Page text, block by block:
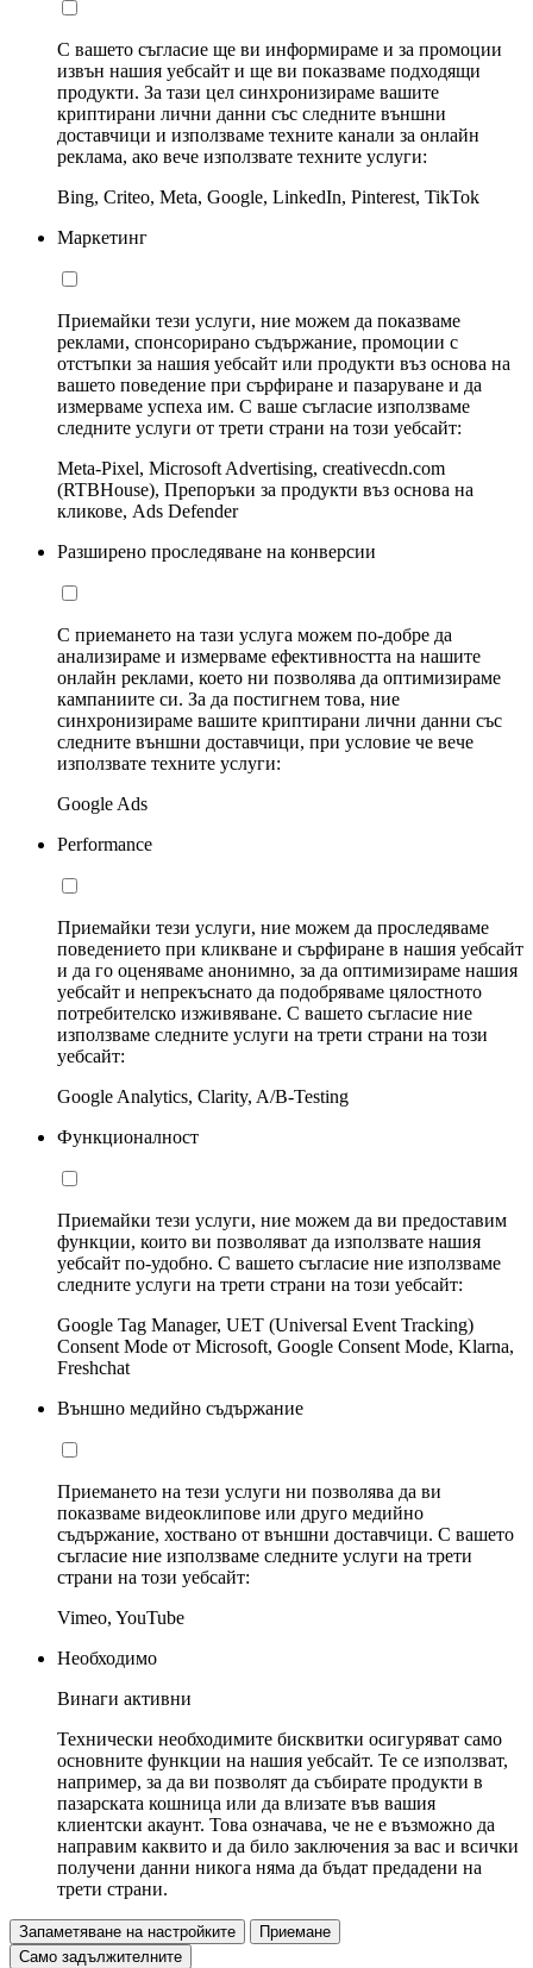
С вашето съгласие ще ви информираме и за промоции
извън нашия уебсайт и ще ви показваме подходящи
продукти. За тази цел синхронизираме вашите
криптирани лични данни със следните външни
доставчици и използваме техните канали за онлайн
реклама, ако вече използвате техните услуги:
Bing, Criteo, Meta, Google, LinkedIn, Pinterest, TikTok
Маркетинг
Приемайки тези услуги, ние можем да показваме
реклами, спонсорирано съдържание, промоции с
отстъпки за нашия уебсайт или продукти въз основа на
вашето поведение при сърфиране и пазаруване и да
измерваме успеха им. С ваше съгласие използваме
следните услуги от трети страни на този уебсайт:
Meta-Pixel, Microsoft Advertising, creativecdn.com
(RTBHouse), Препоръки за продукти въз основа на
кликове, Ads Defender
Разширено проследяване на конверсии
С приемането на тази услуга можем по-добре да
анализираме и измерваме ефективността на нашите
онлайн реклами, което ни позволява да оптимизираме
кампаниите си. За да постигнем това, ние
синхронизираме вашите криптирани лични данни със
следните външни доставчици, при условие че вече
използвате техните услуги:
Google Ads
Performance
Приемайки тези услуги, ние можем да проследяваме
поведението при кликване и сърфиране в нашия уебсайт
и да го оценяваме анонимно, за да оптимизираме нашия
уебсайт и непрекъснато да подобряваме цялостното
потребителско изживяване. С вашето съгласие ние
използваме следните услуги на трети страни на този
уебсайт:
Google Analytics, Clarity, A/B-Testing
Функционалност
Приемайки тези услуги, ние можем да ви предоставим
функции, които ви позволяват да използвате нашия
уебсайт по-удобно. С вашето съгласие ние използваме
следните услуги на трети страни на този уебсайт:
Google Tag Manager, UET (Universal Event Tracking)
Consent Mode от Microsoft, Google Consent Mode, Klarna,
Freshchat
Външно медийно съдържание
Приемането на тези услуги ни позволява да ви
показваме видеоклипове или друго медийно
съдържание, хоствано от външни доставчици. С вашето
съгласие ние използваме следните услуги на трети
страни на този уебсайт:
Vimeo, YouTube
Необходимо
Винаги активни
Технически необходимите бисквитки осигуряват само
основните функции на нашия уебсайт. Те се използват,
например, за да ви позволят да събирате продукти в
пазарската кошница или да влизате във вашия
клиентски акаунт. Това означава, че не е възможно да
направим каквито и да било заключения за вас и всички
получени данни никога няма да бъдат предадени на
трети страни.
Запаметяване на настройките
Приемане
Само задължителните